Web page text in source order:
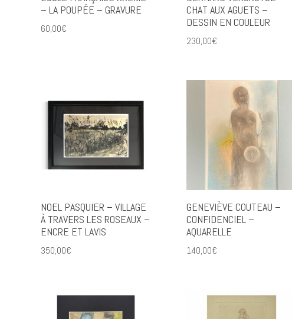
– LA POUPÉE – GRAVURE
60,00€
CHAT AUX AGUETS –
DESSIN EN COULEUR
230,00€
NOEL PASQUIER – VILLAGE
À TRAVERS LES ROSEAUX –
ENCRE ET LAVIS
350,00€
GENEVIÈVE COUTEAU –
CONFIDENCIEL –
AQUARELLE
140,00€